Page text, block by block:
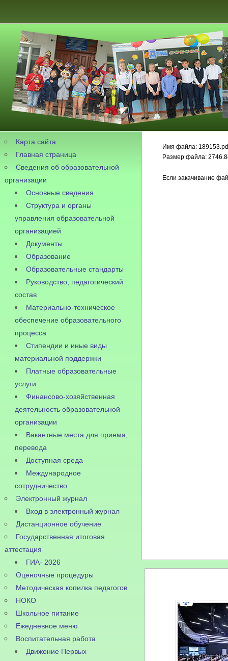
Карта сайта
Главная страница
Сведения об образовательной
организации
Основные сведения
Структура и органы
управления образовательной
организацией
Документы
Образование
Образовательные стандарты
Руководство, педагогический
состав
Материально-техническое
обеспечение образовательного
процесса
Стипендии и иные виды
материальной поддержки
Платные образовательные
услуги
Финансово-хозяйственная
деятельность образовательной
организации
Вакантные места для приема,
перевода
Доступная среда
Международное
сотрудничество
Электронный журнал
Вход в электронный журнал
Дистанционное обучение
Государственная итоговая
аттестация
ГИА- 2026
Оценочные процедуры
Методическая копилка педагогов
НОКО
Школьное питание
Ежедневное меню
Воспитательная работа
Движение Первых
Имя файла:
Размер файла:
Если закачивание